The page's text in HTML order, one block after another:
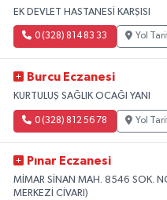
EK DEVLET HASTANESİ KARŞISI
0 (328) 814 83 33 Yol
Burcu Eczanesi
KURTULUŞ SAĞLIK OCAĞI YANI
0 (328) 812 56 78 Yol
Pınar Eczanesi
MİMAR SİNAN MAH. 8546 SOK.
MERKEZİ CİVARI)